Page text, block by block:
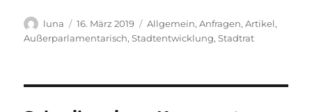
Autor
luna
Veröffentlicht
am
16. März 2019 Kategorien
Allgemein,Anfragen,Artikel,
Außerparlamentarisch,Stadtentwicklung,Stadtrat